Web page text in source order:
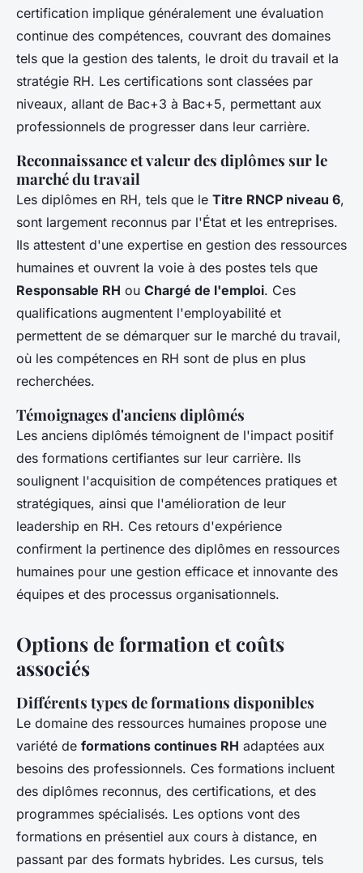
certification implique généralement une évaluation
continue des compétences, couvrant des domaines
tels que la gestion des talents, le droit du travail et la
stratégie RH. Les certifications sont classées par
niveaux, allant de Bac+3 à Bac+5, permettant aux
professionnels de progresser dans leur carrière.
Reconnaissance et valeur des diplômes sur le
marché du travail
Les diplômes en RH, tels que le Titre RNCP niveau 6,
sont largement reconnus par l'État et les entreprises.
Ils attestent d'une expertise en gestion des ressources
humaines et ouvrent la voie à des postes tels que
Responsable RH ou Chargé de l'emploi. Ces
qualifications augmentent l'employabilité et
permettent de se démarquer sur le marché du travail,
où les compétences en RH sont de plus en plus
recherchées.
Témoignages d'anciens diplômés
Les anciens diplômés témoignent de l'impact positif
des formations certifiantes sur leur carrière. Ils
soulignent l'acquisition de compétences pratiques et
stratégiques, ainsi que l'amélioration de leur
leadership en RH. Ces retours d'expérience
confirment la pertinence des diplômes en ressources
humaines pour une gestion efficace et innovante des
équipes et des processus organisationnels.
Options de formation et coûts
associés
Différents types de formations disponibles
Le domaine des ressources humaines propose une
variété de formations continues RH adaptées aux
besoins des professionnels. Ces formations incluent
des diplômes reconnus, des certifications, et des
programmes spécialisés. Les options vont des
formations en présentiel aux cours à distance, en
passant par des formats hybrides. Les cursus, tels